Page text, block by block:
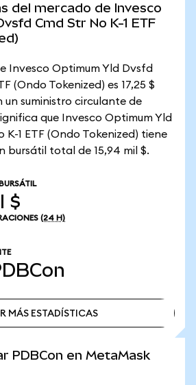
del mercado de Invesco
Cmd Str No K-1 ETF
Invesco Optimum Yld Dvsfd
(Ondo Tokenized) es 17,25 $
un suministro circulante de
que Invesco Optimum Yld
K-1 ETF (Ondo Tokenized) tiene
bursátil total de 15,94 mil $.
$
(24 H)
MÁS ESTADÍSTICAS
PDBCon en MetaMask